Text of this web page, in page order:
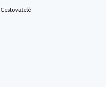
Cestovatelé